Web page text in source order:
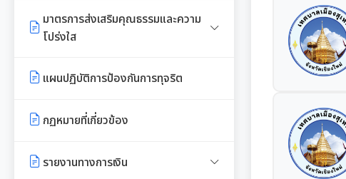
ความก้าวหน้าการจัดซื้อจัดจ้างหรือ
ค่าเสื่อมราคาสินทรัพย
รายงานผลการบริหารและพัฒนา
ทรัพยากรบุคคลประจำปี
ประมวลจริยธรรมสำหรับเจ้าหน้าที่
การขับเคลื่อนจริยธรรม
องค์กรสุขภาวะ (Happy
ข้อมูลสถิติเรื่องร้องเรียนการทุจริต
และประพฤติมิชอบ
งาน
ประกาศเจตนารมณ์นโยบาย No
Gift Policy
การขับเคลื่อนนโยบาย No Gift
Policy จากการปฏิบัติหน้าที่
รายงานผลการดำเนินงานตาม
มาตรการส่งเสริมคุณธรรมและความ
โปร่งใส
การนำผลการประเมิน ITA ไปสู่การ
รายงานผลการดำเนินการเพื่อส่ง
ภายในหน่วยงานประจำปี
แผนปฏิบัติการป้องกันการทุจริต
กฏหมายที่เกี่ยวข้อง
รายงานทางการเงิน